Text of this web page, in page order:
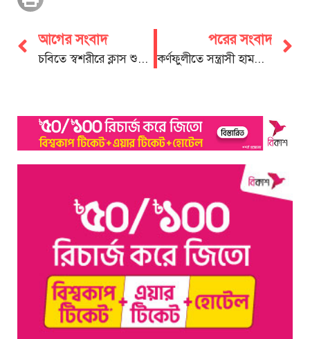
আগের সংবাদ
চবিতে স্বশরীরে ক্লাস শুরু ৬ অক্টোবর
পরের সংবাদ
কর্ণফুলীতে সন্ত্রাসী হামলা ও চাঁদাবাজির বিরুদ্ধে বিক্ষোভ